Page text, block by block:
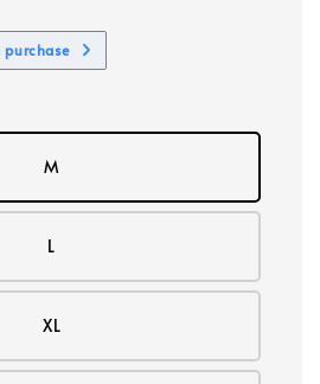
M
L
XL